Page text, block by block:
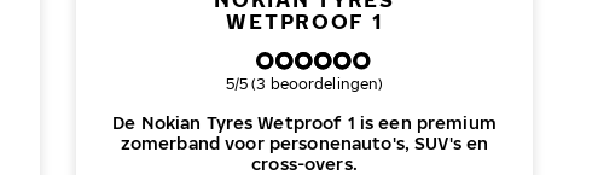
WETPROOF 1
De Nokian Tyres Wetproof 1 is een premium
zomerband voor personenauto's, SUV's en
cross-overs.
Algemene beoordeling
5/5 (3 beoordelingen)